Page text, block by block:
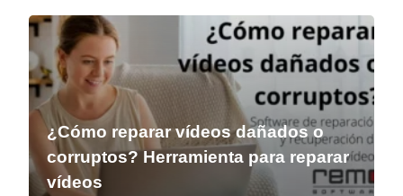
¿Cómo reparar vídeos dañados o
corruptos? Herramienta para reparar
vídeos